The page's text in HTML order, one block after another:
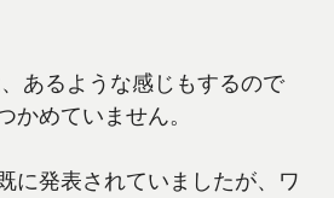
あるような感じもするので
かめていません。
に発表されていましたが、ワ